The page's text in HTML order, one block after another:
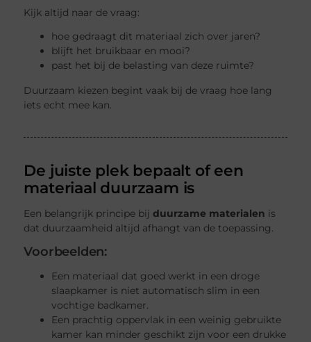
Kijk altijd naar de vraag:
hoe gedraagt dit materiaal zich over jaren?
blijft het bruikbaar en mooi?
past het bij de belasting van deze ruimte?
Duurzaam kiezen begint vaak bij de vraag hoe lang
iets echt mee kan.
De juiste plek bepaalt of een
materiaal duurzaam is
Een belangrijk principe bijduurzame materialen is
dat duurzaamheid altijd afhangt van de toepassing.
Voorbeelden:
Een materiaal dat goed werkt in een droge
slaapkamer is niet automatisch slim in een
vochtige badkamer.
Een prachtig oppervlak in een weinig gebruikte
kamer kan minder geschikt zijn voor een drukke